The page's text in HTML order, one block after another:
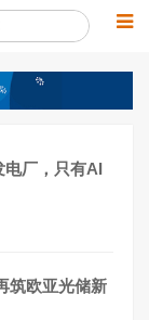
电厂，只有AI
筑欧亚光储新